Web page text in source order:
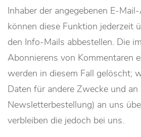
Inhaber der angegebenen E-
können diese Funktion jederzeit
den Info-Mails abbestellen. Die
Abonnierens von Kommentaren
werden in diesem Fall gelöscht;
Daten für andere Zwecke und an
Newsletterbestellung) an uns
verbleiben die jedoch bei uns.